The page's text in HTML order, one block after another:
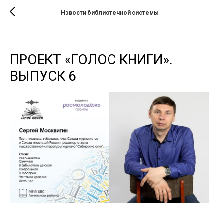
Новости библиотечной системы
ПРОЕКТ «ГОЛОС КНИГИ».
ВЫПУСК 6